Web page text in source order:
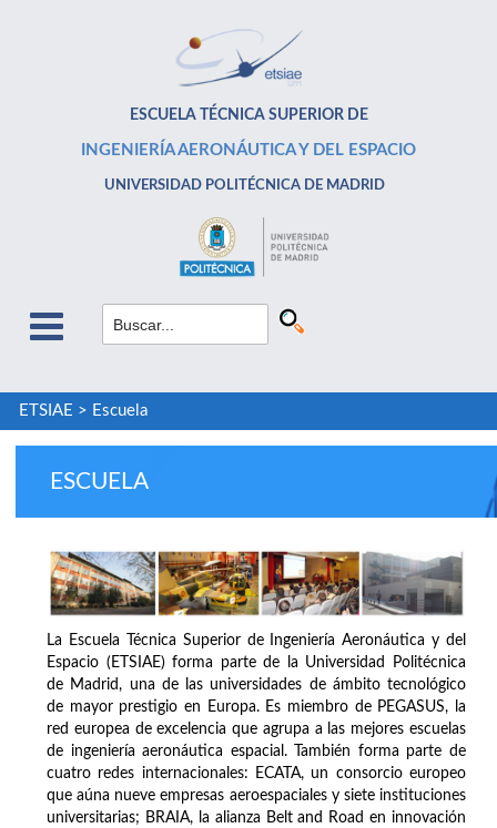
ESCUELA TÉCNICA SUPERIOR DE
INGENIERÍA AERONÁUTICA Y DEL ESPACIO
UNIVERSIDAD POLITÉCNICA DE MADRID
ETSIAE > Escuela
ESCUELA
La Escuela Técnica Superior de Ingeniería Aeronáutica y del
Espacio (ETSIAE) forma parte de la Universidad Politécnica
de Madrid, una de las universidades de ámbito tecnológico
de mayor prestigio en Europa. Es miembro de PEGASUS, la
red europea de excelencia que agrupa a las mejores escuelas
de ingeniería aeronáutica espacial. También forma parte de
cuatro redes internacionales: ECATA, un consorcio europeo
que aúna nueve empresas aeroespaciales y siete instituciones
universitarias; BRAIA, la alianza Belt and Road en innovación